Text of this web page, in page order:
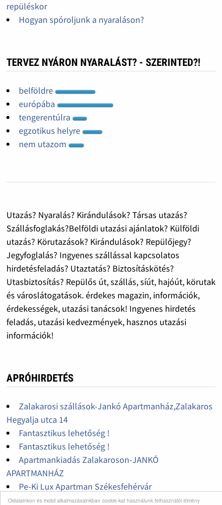
Oldalainkon és mobil alkalmazásainkban cookie-kat használunk felhasználói élmény
repüléskor
Hogyan spóroljunk a nyaraláson?
TERVEZ NYÁRON NYARALÁST? - SZERINTED?!
belföldre
európába
tengerentúlra
egzotikus helyre
nem utazom
Utazás? Nyaralás? Kirándulások? Társas utazás?
Szállásfoglakás?Belföldi utazási ajánlatok? Külföldi
utazás? Körutazások? Kirándulások? Repülőjegy?
Jegyfoglalás? Ingyenes szállással kapcsolatos
hirdetésfeladás? Utaztatás? Biztosításkötés?
Utasbiztosítás? Repülős út, szállás, síút, hajóút, körutak
és városlátogatások. érdekes magazin, információk,
érdekességek, utazási tanácsok! Ingyenes hirdetés
feladás, utazási kedvezmények, hasznos utazási
információk!
APRÓHIRDETÉS
Zalakarosi szállások-Jankó Apartmanház,Zalakaros
Hegyalja utca 14
Fantasztikus lehetőség !
Fantasztikus lehetőség !
Apartmankiadás Zalakaroson-JANKÓ
APARTMANHÁZ
Pe-Ki Lux Apartman Székesfehérvár
Idegenvezetés Kecskeméten